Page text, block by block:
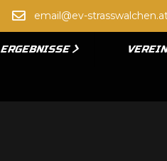
email@ev-
ERGEBNISSE